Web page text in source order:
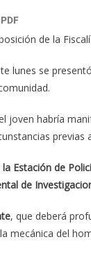
de la
lunes se
joven habría
previas
Estación de
de
, que deberá
mecánica del